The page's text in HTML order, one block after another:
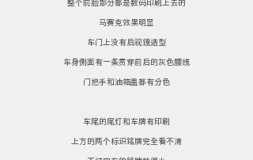
整个前脸部分都是数码印刷上去的
马赛克效果明显
车门上没有后视镜造型
车身侧面有一条贯穿前后的灰色腰线
门把手和油箱盖都有分色
车尾的尾灯和车牌有印刷
上方的两个标识铭牌完全看不清